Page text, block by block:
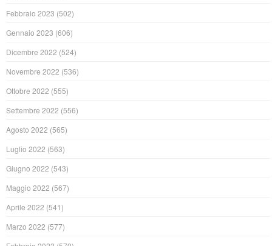
Febbraio 2023 (502)
Gennaio 2023 (606)
Dicembre 2022 (524)
Novembre 2022 (536)
Ottobre 2022 (555)
Settembre 2022 (556)
Agosto 2022 (565)
Luglio 2022 (563)
Giugno 2022 (543)
Maggio 2022 (567)
Aprile 2022 (541)
Marzo 2022 (577)